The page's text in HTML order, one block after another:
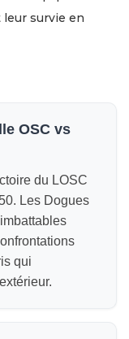
leur survie en
OSC vs
du LOSC
Les Dogues
qui